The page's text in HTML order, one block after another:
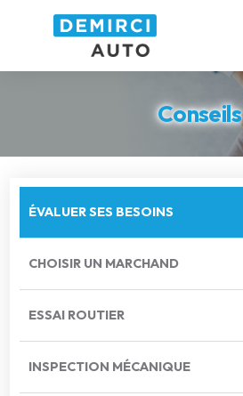
Conseils
ÉVALUER SES BESOINS
CHOISIR UN MARCHAND
ESSAI ROUTIER
INSPECTION MÉCANIQUE